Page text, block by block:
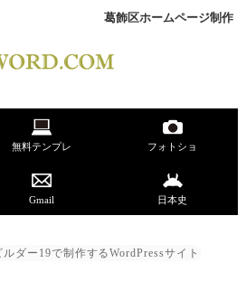
葛飾区ホームページ制作
無料テンプレ フォトショ
Gmail 日本史
ダー19で制作するWordPressサイト